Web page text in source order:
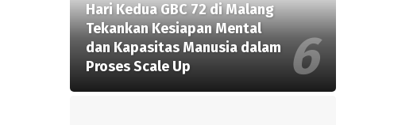
Hari Kedua GBC 72 di Malang
Tekankan Kesiapan Mental
dan Kapasitas Manusia dalam
Proses Scale Up